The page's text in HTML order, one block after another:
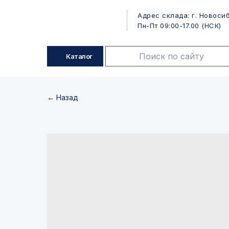
Адрес склада: г.
Пн-Пт 09:00-17.00 (НСК)
Каталог
← Назад